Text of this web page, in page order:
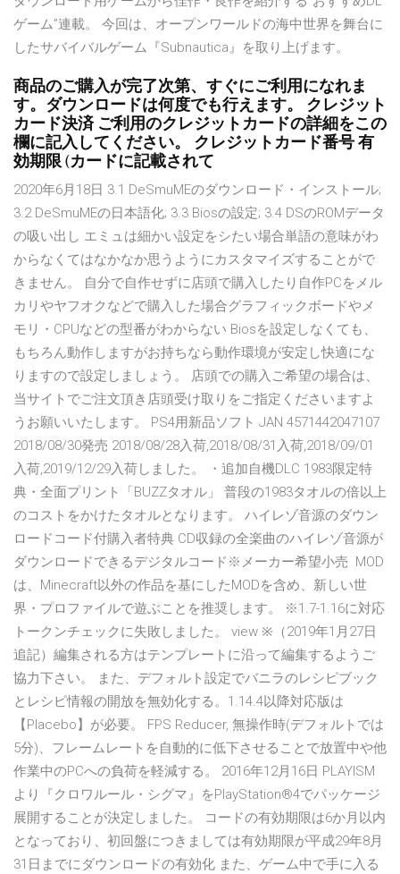
ゲーム”連載。 今回は、オープンワールドの海中世界を舞台に
したサバイバルゲーム『Subnautica』を取り上げます。
商品のご購入が完了次第、すぐにご利用になれま
す。ダウンロードは何度でも行えます。 クレジット
カード決済 ご利用のクレジットカードの詳細をこの
欄に記入してください。 クレジットカード番号 有
効期限 (カードに記載されて
2020年6月18日 3.1 DeSmuMEのダウンロード・インストール;
3.2 DeSmuMEの日本語化; 3.3 Biosの設定; 3.4 DSのROMデータ
の吸い出し エミュは細かい設定をシたい場合単語の意味がわ
からなくてはなかなか思うようにカスタマイズすることがで
きません。 自分で自作せずに店頭で購入したり自作PCをメル
カリやヤフオクなどで購入した場合グラフィックボードやメ
モリ・CPUなどの型番がわからない Biosを設定しなくても、
もちろん動作しますがお持ちなら動作環境が安定し快適にな
りますので設定しましょう。 店頭での購入ご希望の場合は、
当サイトでご注文頂き店頭受け取りをご指定くださいますよ
うお願いいたします。 PS4用新品ソフト JAN 4571442047107
2018/08/30発売 2018/08/28入荷,2018/08/31入荷,2018/09/01
入荷,2019/12/29入荷しました。 ・追加自機DLC 1983限定特
典・全面プリント「BUZZタオル」 普段の1983タオルの倍以上
のコストをかけたタオルとなります。 ハイレゾ音源のダウン
ロードコード付購入者特典 CD収録の全楽曲のハイレゾ音源が
ダウンロードできるデジタルコード※メーカー希望小売 MOD
は、Minecraft以外の作品を基にしたMODを含め、新しい世
界・プロファイルで遊ぶことを推奨します。 ※1.7-1.16に対応
トークンチェックに失敗しました。 view ※（2019年1月27日
追記）編集される方はテンプレートに沿って編集するようご
協力下さい。 また、デフォルト設定でバニラのレシピブック
とレシピ情報の開放を無効化する。1.14.4以降対応版は
【Placebo】が必要。 FPS Reducer, 無操作時(デフォルトでは
5分)、フレームレートを自動的に低下させることで放置中や他
作業中のPCへの負荷を軽減する。 2016年12月16日 PLAYISM
より『クロワルール・シグマ』をPlayStation®4でパッケージ
展開することが決定しました。 コードの有効期限は6か月以内
となっており、初回盤につきましては有効期限が平成29年8月
31日までにダウンロードの有効化 また、ゲーム中で手に入る